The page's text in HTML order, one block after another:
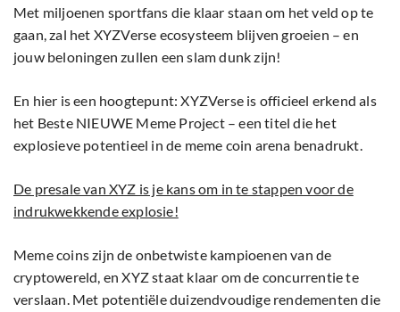
Met miljoenen sportfans die klaar staan om het veld op te
gaan, zal het XYZVerse ecosysteem blijven groeien – en
jouw beloningen zullen een slam dunk zijn!
En hier is een hoogtepunt: XYZVerse is officieel erkend als
het Beste NIEUWE Meme Project – een titel die het
explosieve potentieel in de meme coin arena benadrukt.
De presale van XYZ is je kans om in te stappen voor de
indrukwekkende explosie!
Meme coins zijn de onbetwiste kampioenen van de
cryptowereld, en XYZ staat klaar om de concurrentie te
verslaan. Met potentiële duizendvoudige rendementen die